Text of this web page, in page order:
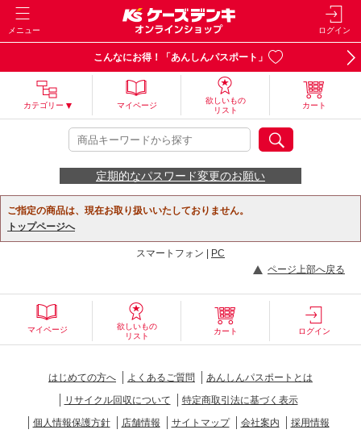
メニュー ログイン
こんなにお得！「あんしんパスポート」
カテゴリー マイページ
欲しいもの
リスト
カート
定期的なパスワード変更のお願い
ご指定の商品は、現在お取り扱いいたしておりません。
トップページへ
スマートフォン |
PC
ページ上部へ戻る
マイページ
欲しいもの
リスト
カート ログイン
はじめての方へ よくあるご質問
あんしんパスポートとは
リサイクル回収について
特定商取引法に基づく表示
個人情報保護方針
店舗情報 サイトマップ 会社案内 採用情報